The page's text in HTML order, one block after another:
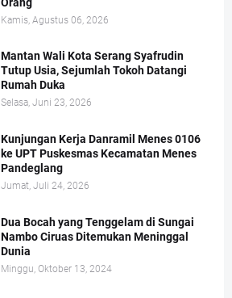
Orang
Kamis, Agustus 06, 2026
Mantan Wali Kota Serang Syafrudin
Tutup Usia, Sejumlah Tokoh Datangi
Rumah Duka
Selasa, Juni 23, 2026
Kunjungan Kerja Danramil Menes 0106
ke UPT Puskesmas Kecamatan Menes
Pandeglang
Jumat, Juli 24, 2026
Dua Bocah yang Tenggelam di Sungai
Nambo Ciruas Ditemukan Meninggal
Dunia
Minggu, Oktober 13, 2024